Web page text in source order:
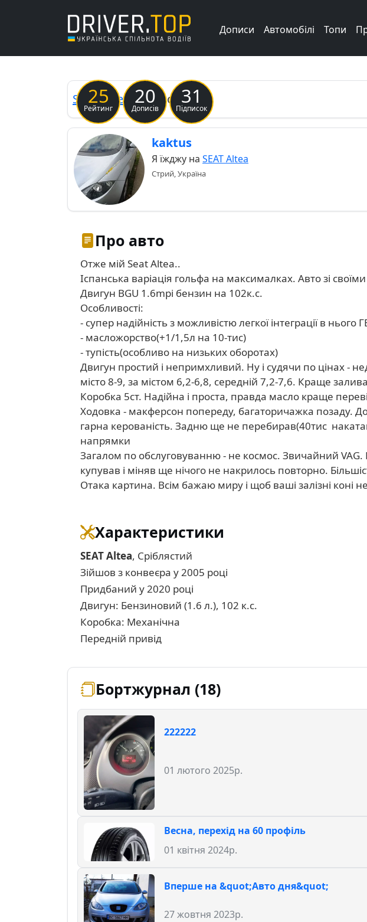
Дописи Автомобілі Топи
25
Рейтинг
20
Дописів
31
Підписок
Previous
SEAT Altea Бегемотик
kaktus
Я їжджу на SEAT Altea
Стрий, Україна
Про авто
Отже мій Seat Altea..
Іспанська варіація гольфа на максималках. Авто зі
Двигун BGU 1.6mpi бензин на 102к.с.
Особливості:
- супер надійність з можливістю легкої інтеграції в нього
- масложорство(+1/1,5л на 10-тис)
- тупість(особливо на низьких оборотах)
Двигун простий і непримхливий. Ну і судячи по цінах -
місто 8-9, за містом 6,2-6,8, середній 7,2-7,6. Краще
Коробка 5ст. Надійна і проста, правда масло краще
Ходовка - макферсон попереду, багаторичажка позаду.
гарна керованість. Задню ще не перебирав(40тис
напрямки
Загалом по обслуговуванню - не космос. Звичайний
купував і міняв ще нічого не накрилось повторно.
Отака картина. Всім бажаю миру і щоб ваші залізні коні
Характеристики
SEAT Altea, Сріблястий
Зійшов з конвеєра у 2005 році
Придбаний у 2020 році
Двигун: Бензиновий (1.6 л.), 102 к.с.
Коробка: Механічна
Передній привід
Бортжурнал (18)
222222
01 лютого 2025р.
Весна, перехід на 60 профіль
01 квітня 2024р.
Вперше на &quot;Авто дня&quot;
27 жовтня 2023р.